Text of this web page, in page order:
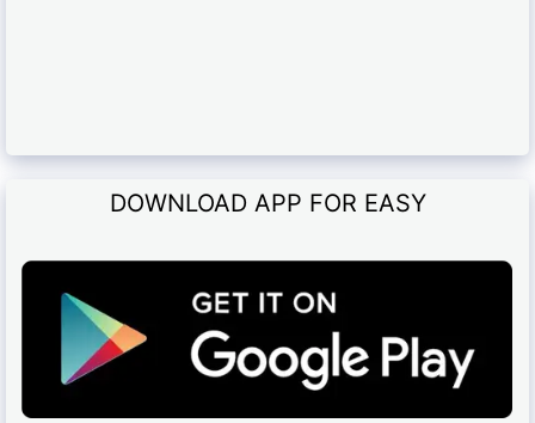
DOWNLOAD APP FOR EASY